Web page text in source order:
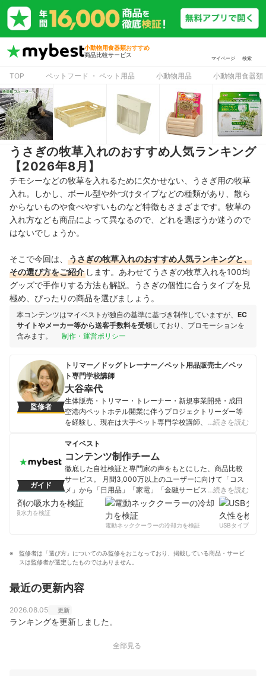
小動物用食器類おすすめ
商品比較サービス
マイページ 検索
TOP ペットフード ・ ペット用品 小動物用品 小動物用食器類
うさぎの牧草入れのおすすめ人気ランキング
【2026年8月】
チモシーなどの牧草を入れるために欠かせない、うさぎ用の牧草
入れ。しかし、ボール型や外づけタイプなどの種類があり、散ら
からないものや食べやすいものなど特徴もさまざまです。牧草の
入れ方なども商品によって異なるので、どれを選ぼうか迷うので
はないでしょうか。
そこで今回は、 うさぎの牧草入れのおすすめ人気ランキングと、
その選び方をご紹介 します。あわせてうさぎの牧草入れを100均
グッズで手作りする方法も解説。
うさぎの個性に合うタイプを見
極め、ぴったりの商品を選びましょう。
本コンテンツはマイベストが独自の基準に基づき制作していますが、 EC
サイトやメーカー等から送客手数料を受領しており、プロモーションを
含みます。
制作・運営ポリシー
監修者
トリマー／ドッグトレーナー／ペット用品販売士／ペッ
ト専門学校講師
大谷幸代
生体販売・トリマー・トレーナー・新規事業開発・成田
空港内ペットホテル開業に伴うプロジェクトリーダー等
を経験し、現在は大手ペット専門学校講師、海外製ペッ
も従事。トリマー兼トレーナーとして動物保護活動にも
取り組む。
大谷幸代のプロフィール
…続きを読む
ガイド
マイベスト
コンテンツ制作チーム
徹底した自社検証と専門家の声をもとにした、商品比較
サービス。 月間3,000万以上のユーザーに向けて「コス
メ」から「日用品」「家電」「金融サービス」まで、ベ
ストな商品を選んでもらうために、毎日コンテンツを制
コンテンツ制作チームのプロフィール
…続きを読む
の吸水力を検証
電動ネッククーラーの冷却力を検証
USBタイプCケー
監修者は「選び方」についてのみ監修をおこなっており、掲載している商品・サービ
スは監修者が選定したものではありません。
最近の更新内容
2026.08.05 更新
ランキングを更新しました。
全部見る